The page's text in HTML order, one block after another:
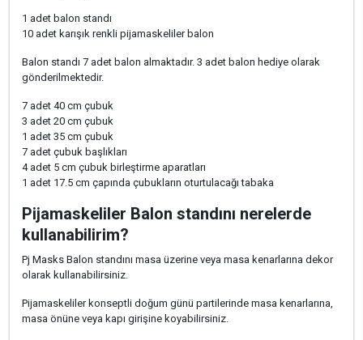
1 adet balon standı
10 adet karışık renkli pijamaskeliler balon
Balon standı 7 adet balon almaktadır. 3 adet balon hediye olarak
gönderilmektedir.
7 adet 40 cm çubuk
3 adet 20 cm çubuk
1 adet 35 cm çubuk
7 adet çubuk başlıkları
4 adet 5 cm çubuk birleştirme aparatları
1 adet 17.5 cm çapında çubukların oturtulacağı tabaka
Pijamaskeliler Balon standını nerelerde
kullanabilirim?
Pj Masks Balon standını masa üzerine veya masa kenarlarına dekor
olarak kullanabilirsiniz.
Pijamaskeliler konseptli doğum günü partilerinde masa kenarlarına,
masa önüne veya kapı girişine koyabilirsiniz.